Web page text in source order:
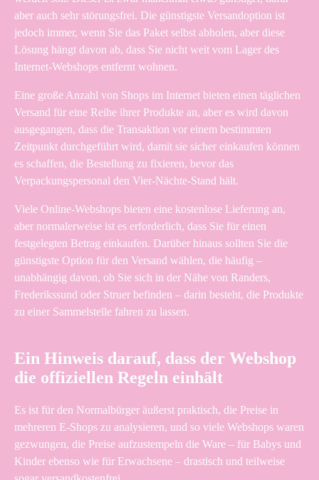
aber auch sehr störungsfrei. Die günstigste Versandoption ist
jedoch immer, wenn Sie das Paket selbst abholen, aber diese
Lösung hängt davon ab, dass Sie nicht weit vom Lager des
Internet-Webshops entfernt wohnen.
Eine große Anzahl von Shops im Internet bieten einen täglichen
Versand für eine Reihe ihrer Produkte an, aber es wird davon
ausgegangen, dass die Transaktion vor einem bestimmten
Zeitpunkt durchgeführt wird, damit sie sicher einkaufen können
es schaffen, die Bestellung zu fixieren, bevor das
Verpackungspersonal den Vier-Nächte-Stand hält.
Viele Online-Webshops bieten eine kostenlose Lieferung an,
aber normalerweise ist es erforderlich, dass Sie für einen
festgelegten Betrag einkaufen. Darüber hinaus sollten Sie die
günstigste Option für den Versand wählen, die häufig –
unabhängig davon, ob Sie sich in der Nähe von Randers,
Frederikssund oder Struer befinden – darin besteht, die Produkte
zu einer Sammelstelle fahren zu lassen.
Ein Hinweis darauf, dass der Webshop
die offiziellen Regeln einhält
Es ist für den Normalbürger äußerst praktisch, die Preise in
mehreren E-Shops zu analysieren, und so viele Webshops waren
gezwungen, die Preise aufzustempeln die Ware – für Babys und
Kinder ebenso wie für Erwachsene – drastisch und teilweise